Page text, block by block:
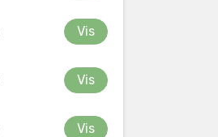
Vis
Vis
Vis